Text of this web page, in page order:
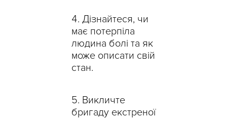
Дізнайтеся, чи
має потерпіла
людина болі та як
може описати свій
стан.
Викличте
бригаду екстреної